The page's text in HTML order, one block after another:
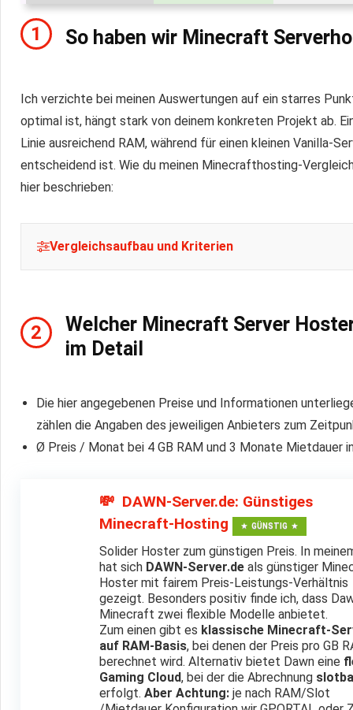
1 So haben wir Minecraft
Ich verzichte bei meinen Auswertungen auf ein starres
optimal ist, hängt stark von deinem konkreten Projekt ab.
Linie ausreichend RAM, während für einen kleinen Vanilla-
entscheidend ist. Wie du meinen Minecrafthosting-
hier beschrieben:
Vergleichsaufbau und Kriterien
die Modelle mit 2, 4 und 8 GB RAM sowie Server mit
Werte? Meine Recherchen in der Community auf
Konfiguratoren zeigen ganz klar: Das sind die mit
Preisauswertungen schnell erkennen können,
Verhältnis bietet
Fokus auf den 3-Monats-Preis: Als primären
Rabatten, die bei der Verlängerung teurer werden.
realistischen, fortlaufenden Kosten.
Sparpotenzial bei 12 Monaten Laufzeit:Wenn du
Blick auf die 12-Monats-Verträge. Hier gewähren
Nachlässe, wodurch du über die gesamte
Preise mit und ohne Rabatt:Für volle
regulären Standardpreis des Hosters als auch den
Gutscheincodes entsteht. So siehst du auf einen
MC-GAMESERVER-MIETENist ein Einkaufsratgeber
unübersichtlichen Listen allein zu lassen, erhältst du
2
Welcher Minecraft Server
im Detail
Die hier angegebenen Preise und Informationen
zählen die Angaben des jeweiligen Anbieters zum
Ø Preis / Monat bei 4 GB RAM und 3 Monate Mietdauer
💸 DAWN-Server.de: Günstiges
Minecraft-Hosting
GÜNSTIG
Solider Hoster zum günstigen Preis. In
hat sich DAWN-Server.de als günstiger
Hoster mit fairem Preis-Leistungs-Verhältnis
gezeigt. Besonders positiv finde ich, dass
Minecraft zwei flexible Modelle anbietet.
Zum einen gibt es klassische Minecraft-
auf RAM-Basis, bei denen der Preis pro GB
berechnet wird. Alternativ bietet Dawn eine
Gaming Cloud, bei der die Abrechnung
erfolgt. Aber Achtung: je nach RAM/Slot